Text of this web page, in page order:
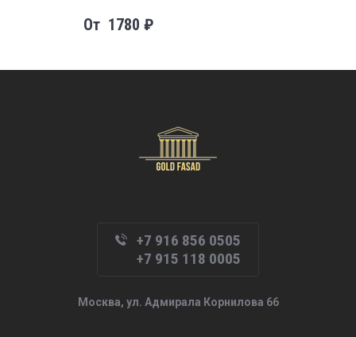
От 1780 ₽
+7 916 856 0505
+7 915 118 0005
Москва, ул. Адмирала Корнилова 66